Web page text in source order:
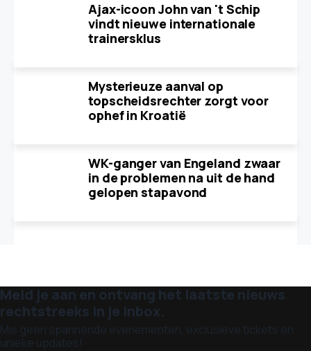
Ajax-icoon John van 't Schip
vindt nieuwe internationale
trainersklus
Mysterieuze aanval op
topscheidsrechter zorgt voor
ophef in Kroatië
WK-ganger van Engeland zwaar
in de problemen na uit de hand
gelopen stapavond
Meld je aan en ontvang het laatste nieuws
rechtstreeks in je inbox.
Mis geen spannende evenementen, exclusieve tickets en
unieke updates!